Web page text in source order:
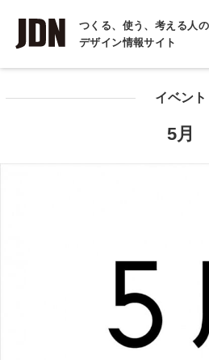
つくる、使う、考える人の
デザイン情報サイト
INTERVIEW
インタビュー
イベント
5月